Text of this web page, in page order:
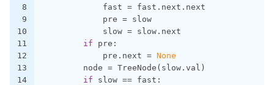
8
9
10
11
12
13
14
            fast = fast.next.next
            pre = slow
            slow = slow.next
if pre:
            pre.next =
None
        node = TreeNode(slow.val)
if slow == fast: